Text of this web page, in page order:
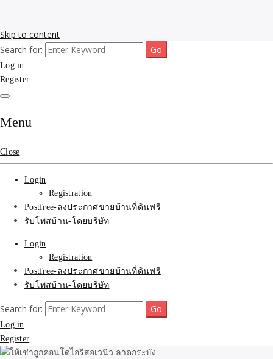
Skip to content
รับจ้างโพสขายบ้าน ติดAI
Search รับทำSEOรายเดือน
ติดหน้า1google ราคาถูก
มาก SEOขายของ บ้าน
ที่ดินฟรีประกาศ ที่เดียวใน
เมืองไทย
รับโพสต์เว็บขายบ้าน อสังหา ทำSEOรายเดือนราคาถูก เน้นติดAI โพสต์
ประกาศบ้านที่ดินฟรี SEOขายบ้าน รับจ้างโพสต์บ้านที่ดินติดหน้า1goolge
ราคาถูกที่สุด ฟรีลงประกาศอสังหา รับทำSEOขายสินค้า
Search for:
Log in
Register
Menu
Close
Login
Registration
Postfree-ลงประกาศขายบ้านที่ดินฟรี
รับโพสบ้าน-โดยบริษัท
Login
Registration
Postfree-ลงประกาศขายบ้านที่ดินฟรี
รับโพสบ้าน-โดยบริษัท
Search for:
Log in
Register